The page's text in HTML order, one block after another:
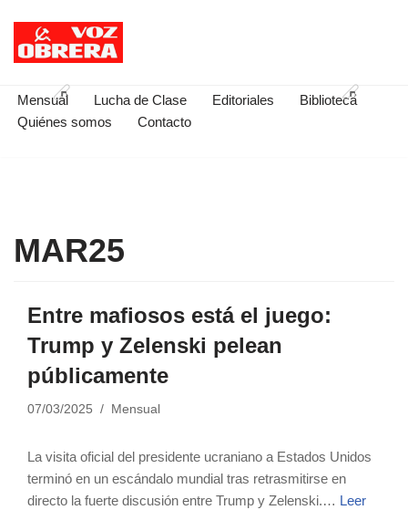
Saltar
contenido
Mensual Lucha de Clase Editoriales
Biblioteca
Quiénes somos
Contacto
MAR25
Entre mafiosos está el juego:
Trump y Zelenski pelean
públicamente
07/03/2025 Mensual
La visita oficial del presidente ucraniano a Estados Unidos
terminó en un escándalo mundial tras retrasmitirse en
directo la fuerte discusión entre Trump y Zelenski.… Leer